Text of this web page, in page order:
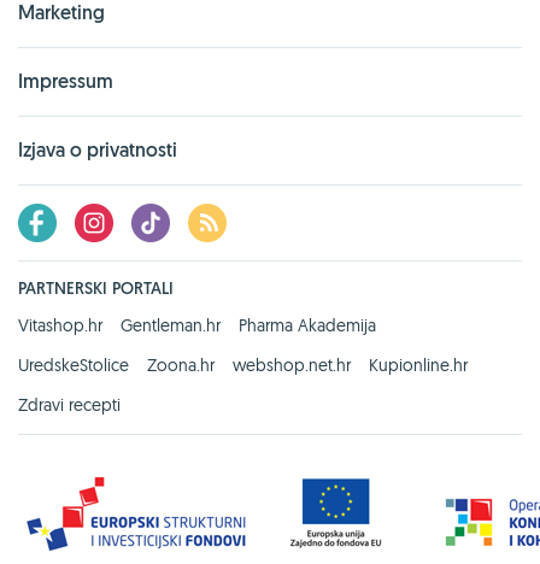
Marketing
Impressum
Izjava o privatnosti
PARTNERSKI PORTALI
Vitashop.hr
Gentleman.hr
Pharma Akademija
UredskeStolice
Zoona.hr webshop.net.hr
Kupionline.hr
Zdravi recepti